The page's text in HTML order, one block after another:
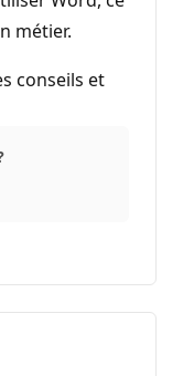
métier.
conseils et